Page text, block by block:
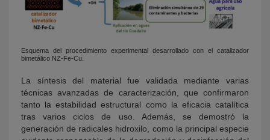
Esquema del procedimiento experimental desarrollado con el catalizador
bimetálico NZ-Fe-Cu.
La síntesis del material fue validada mediante varias
técnicas avanzadas de caracterización, que confirmaron
tanto la estabilidad estructural como la eficacia catalítica
tras varios ciclos de uso. Además, se demostró la
generación de radicales hidroxilo, como la principal especie